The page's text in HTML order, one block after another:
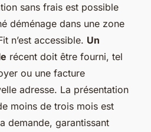
sans frais est possible
déménage dans une zone
n’est accessible. Un
récent doit être fourni, tel
ou une facture
adresse. La présentation
moins de trois mois est
demande, garantissant